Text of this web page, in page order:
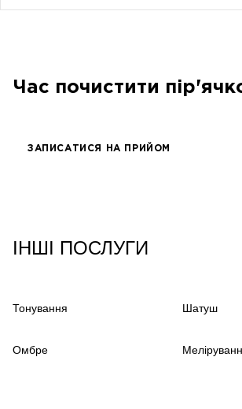
Час почистити
ЗАПИСАТИСЯ НА ПРИЙОМ
ІНШІ ПОСЛУГИ
Тонування Шатуш
Омбре